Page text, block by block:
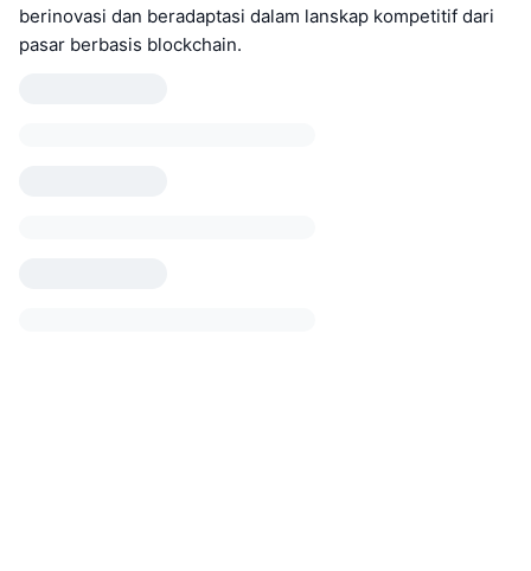
berinovasi dan beradaptasi dalam lanskap kompetitif dari
pasar berbasis blockchain.